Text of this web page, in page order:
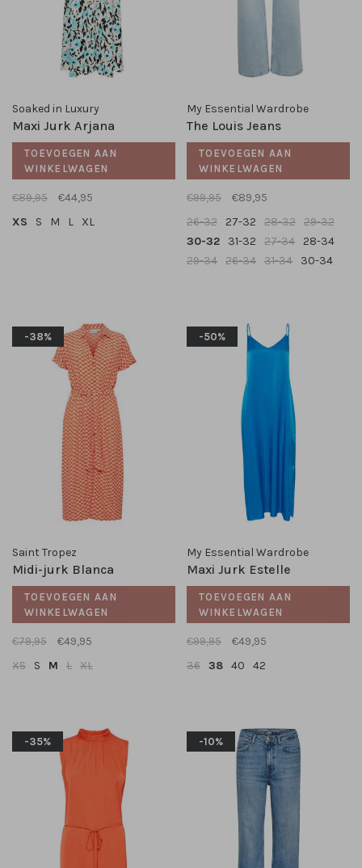
Soaked in Luxury
Maxi Jurk Arjana
TOEVOEGEN AAN
WINKELWAGEN
€89,95
€44,95
XS
S M L XL
My Essential Wardrobe
The Louis Jeans
TOEVOEGEN AAN
WINKELWAGEN
€99,95
€89,95
26-32
27-32 28-32 29-32
30-32
31-32 27-34
28-34
29-34 26-34 31-34 30-34
-38%
Saint Tropez
Midi-jurk Blanca
TOEVOEGEN AAN
WINKELWAGEN
€79,95
€49,95
XS
S M L XL
-50%
My Essential Wardrobe
Maxi Jurk Estelle
TOEVOEGEN AAN
WINKELWAGEN
€99,95
€49,95
36 38 40 42
-35% -10%